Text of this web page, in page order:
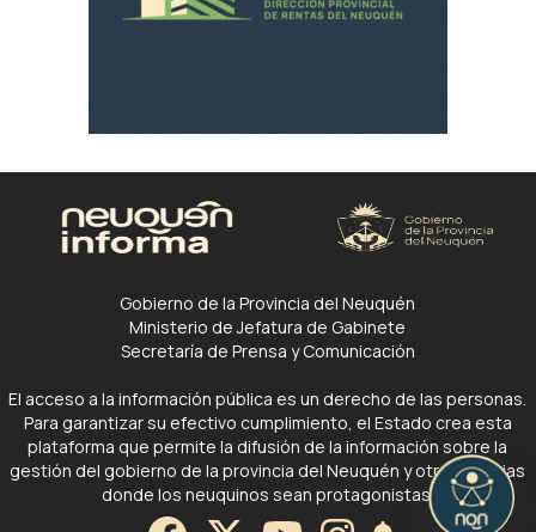
Gobierno de la Provincia del Neuquén
Ministerio de Jefatura de Gabinete
Secretaría de Prensa y Comunicación
El acceso a la información pública es un derecho de las personas.
Para garantizar su efectivo cumplimiento, el Estado crea esta
plataforma que permite la difusión de la información sobre la
gestión del gobierno de la provincia del Neuquén y otras noticias
donde los neuquinos sean protagonistas.